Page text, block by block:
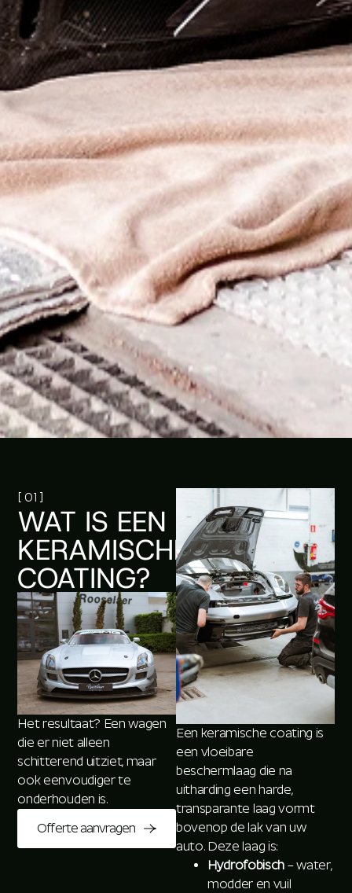
[ 01 ]
WAT IS EEN
KERAMISCHE
COATING?
Het resultaat? Een wagen
die er niet alleen
schitterend uitziet, maar
ook eenvoudiger te
onderhouden is.
Offerte aanvragen
Een keramische coating is
een vloeibare
beschermlaag die na
uitharding een harde,
transparante laag vormt
bovenop de lak van uw
auto. Deze laag is:
Hydrofobisch – water,
modder en vuil